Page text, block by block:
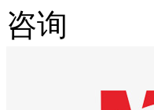
咨询